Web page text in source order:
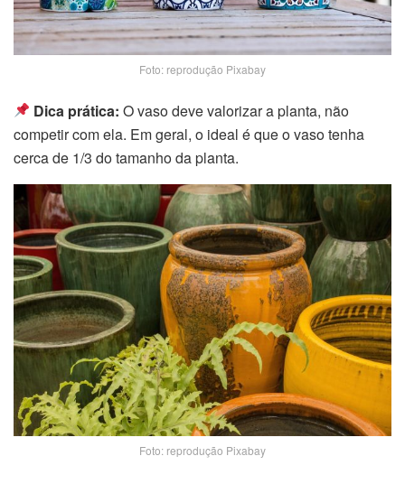
Foto: reprodução Pixabay
Dica prática: O vaso deve valorizar a planta, não
competir com ela. Em geral, o ideal é que o vaso tenha
cerca de 1/3 do tamanho da planta.
Foto: reprodução Pixabay